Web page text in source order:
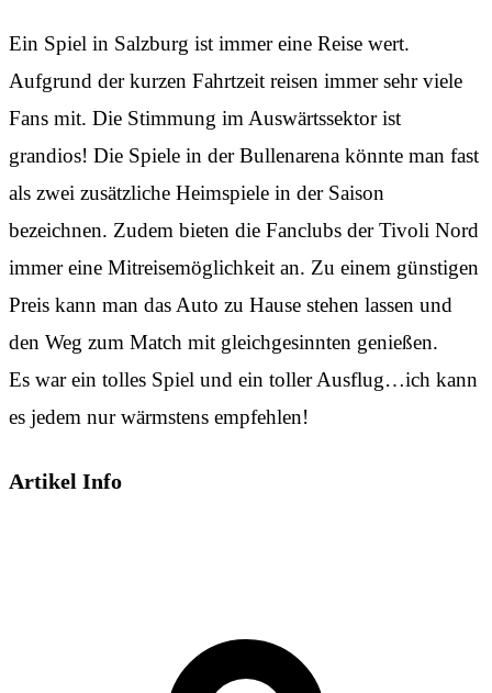
Ein Spiel in Salzburg ist immer eine Reise wert.
Aufgrund der kurzen Fahrtzeit reisen immer sehr viele
Fans mit. Die Stimmung im Auswärtssektor ist
grandios! Die Spiele in der Bullenarena könnte man fast
als zwei zusätzliche Heimspiele in der Saison
bezeichnen. Zudem bieten die Fanclubs der Tivoli Nord
immer eine Mitreisemöglichkeit an. Zu einem günstigen
Preis kann man das Auto zu Hause stehen lassen und
den Weg zum Match mit gleichgesinnten genießen.
Es war ein tolles Spiel und ein toller Ausflug…ich kann
es jedem nur wärmstens empfehlen!
Artikel Info